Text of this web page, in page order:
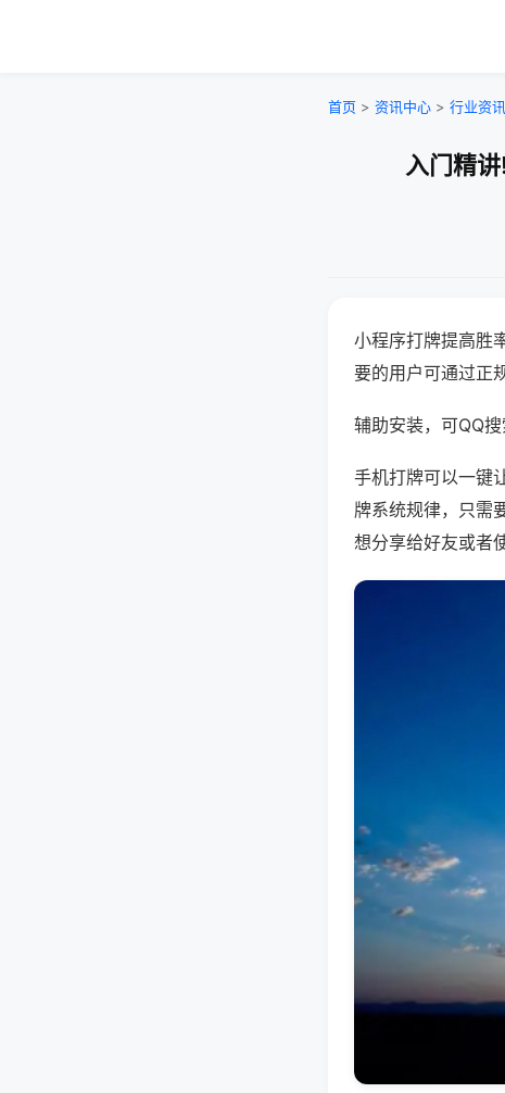
首页 > 资讯中心 > 行业资讯
入门精
小程序打牌提高胜
要的用户可通过正
辅助安装，可QQ
手机打牌可以一键
牌系统规律，只需
想分享给好友或者